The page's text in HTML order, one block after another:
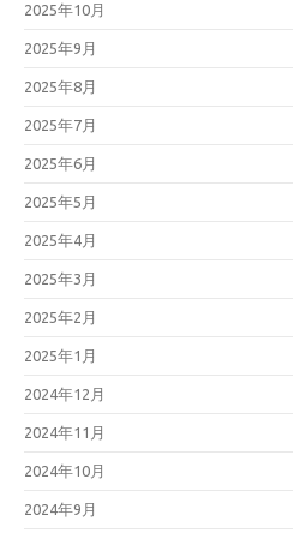
2025年10月
2025年9月
2025年8月
2025年7月
2025年6月
2025年5月
2025年4月
2025年3月
2025年2月
2025年1月
2024年12月
2024年11月
2024年10月
2024年9月